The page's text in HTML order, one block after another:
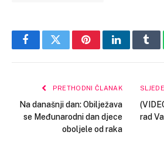
FacebookTwitterPinterestLinkedIn
PRETHODNI ČLANAK
Na današnji dan: Obilježava
se Međunarodni dan djece
oboljele od raka
rad